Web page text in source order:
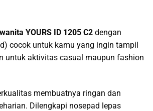
YOURS ID 1205 C2 dengan
cocok untuk kamu yang ingin tampil
untuk aktivitas casual maupun fashion
membuatnya ringan dan
Dilengkapi nosepad lepas